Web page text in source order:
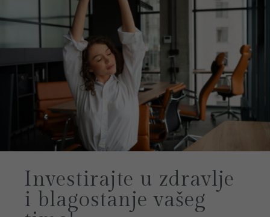
Investirajte u zdravlje
i blagostanje vašeg